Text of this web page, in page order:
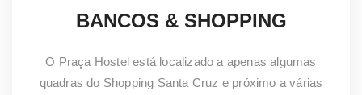
BANCOS & SHOPPING
O Praça Hostel está localizado a apenas algumas
quadras do Shopping Santa Cruz e próximo a várias